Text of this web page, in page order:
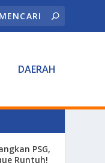
DAERAH
PSG,
Runtuh!